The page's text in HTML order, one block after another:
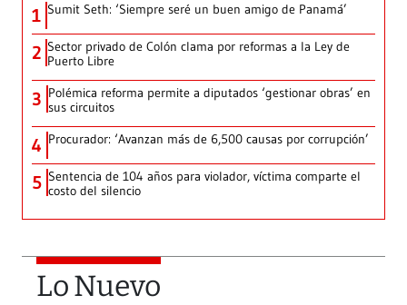
1 Sumit Seth: ‘Siempre seré un buen amigo de Panamá’
2 Sector privado de Colón clama por reformas a la Ley de
Puerto Libre
3 Polémica reforma permite a diputados ‘gestionar obras’ en
sus circuitos
4 Procurador: ‘Avanzan más de 6,500 causas por corrupción’
5 Sentencia de 104 años para violador, víctima comparte el
costo del silencio
Lo Nuevo